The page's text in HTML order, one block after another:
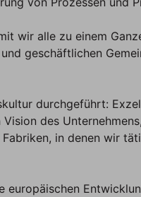
wir alle zu einem
geschäftlichen
durchgeführt:
des
in denen wir
europäischen